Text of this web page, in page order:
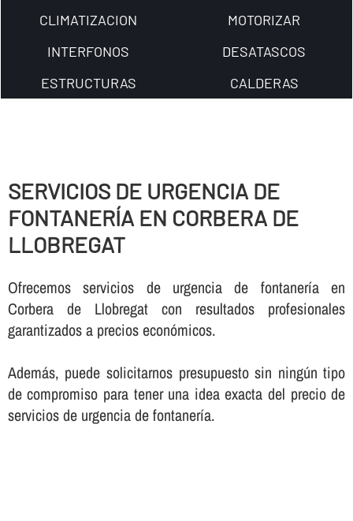
CLIMATIZACION
MOTORIZAR
INTERFONOS
DESATASCOS
ESTRUCTURAS
CALDERAS
SERVICIOS DE URGENCIA DE
FONTANERÍ­A EN CORBERA DE
LLOBREGAT
Ofrecemos servicios de urgencia de fontanerí­a en
Corbera de Llobregat con resultados profesionales
garantizados a precios económicos.
Además, puede solicitarnos presupuesto sin ningún tipo
de compromiso para tener una idea exacta del precio de
servicios de urgencia de fontanerí­a.